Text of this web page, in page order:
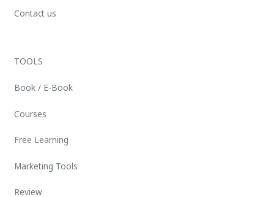
Contact us
TOOLS
Book / E-Book
Courses
Free Learning
Marketing Tools
Review